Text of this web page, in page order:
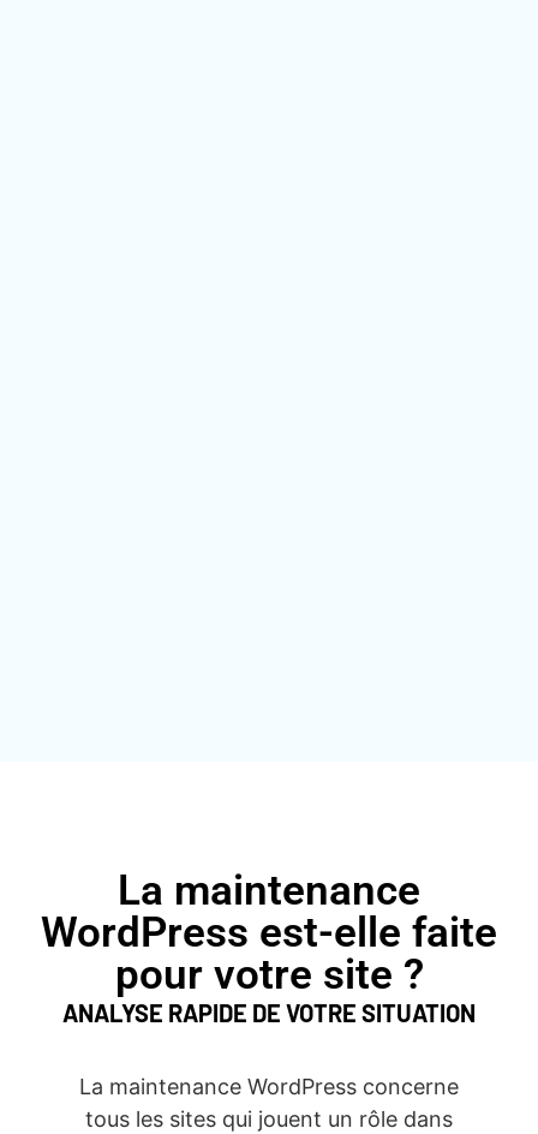
La maintenance
WordPress est-elle faite
pour votre site ?
ANALYSE RAPIDE DE VOTRE SITUATION
La maintenance WordPress concerne
tous les sites qui jouent un rôle dans